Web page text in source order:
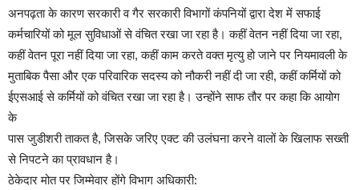
अनपढ़ता के कारण सरकारी व गैर सरकारी विभागों कंपनियों द्वारा देश में सफाई
कर्मचारियों को मूल सुविधाओं से वंचित रखा जा रहा है। कहीं वेतन नहीं दिया जा रहा,
कहीं वेतन पूरा नहीं दिया जा रहा, कहीं काम करते वक्त मृत्यु हो जाने पर नियमावली के
मुताबिक पैसा और एक परिवारिक सदस्य को नौकरी नहीं दी जा रही, कहीं कर्मियों को
ईएसआई से कर्मियों को वंचित रखा जा रहा है। उन्होंने साफ तौर पर कहा कि आयोग
के
पास जुडीशरी ताकत है, जिसके जरिए एक्ट की उलंघना करने वालों के खिलाफ सख्ती
से निपटने का प्रावधान है।
ठेकेदार मोत पर जिम्मेवार होंगे विभाग अधिकारी: